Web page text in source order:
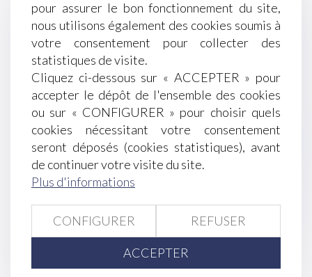
la concurrence et la DGCCRF
La scolarisation reste un droit même après seize
ans
Les frais professionnels sont à rembourser même
en l’absence de réclamation du salarié
Le sort de l'épargne salariale lors de la rupture
du contrat de travail
Chaîne de contrats et effet interruptif de l'action
en garantie fondée sur l'ancien article 1134 du
Code civil
Quelles donations effectuer avant la fin de
l'année?
Précision en matière d'accord tacite et
annulation d'un redressement
<< < ... 212 213 214 215 216 217
pour assurer le bon fonctionnement du site,
nous utilisons également des cookies soumis à
votre consentement pour collecter des
statistiques de visite.
Cliquez ci-dessous sur « ACCEPTER » pour
accepter le dépôt de l'ensemble des cookies
ou sur « CONFIGURER » pour choisir quels
cookies nécessitant votre consentement
seront déposés (cookies statistiques), avant
de continuer votre visite du site.
Plus d'informations
CONFIGURER REFUSER
ACCEPTER